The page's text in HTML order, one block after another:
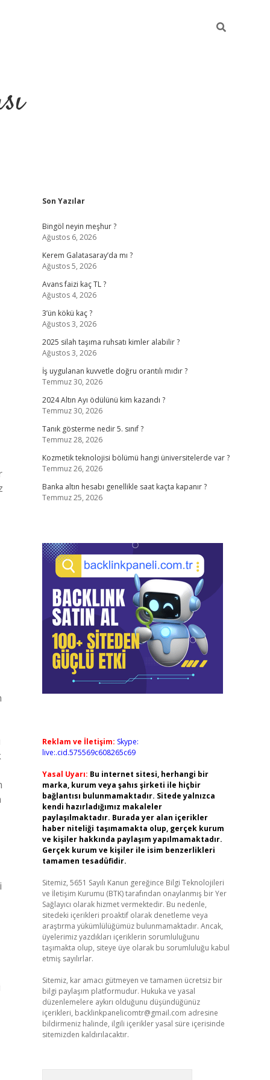
Sidebar
Son Yazılar
Bingöl neyin meşhur ?
Ağustos 6, 2026
Kerem Galatasaray’da mı ?
Ağustos 5, 2026
Avans faizi kaç TL ?
Ağustos 4, 2026
3’ün kökü kaç ?
Ağustos 3, 2026
2025 silah taşıma ruhsatı kimler alabilir ?
Ağustos 3, 2026
İş uygulanan kuvvetle doğru orantılı mıdır ?
Temmuz 30, 2026
2024 Altın Ayı ödülünü kim kazandı ?
Temmuz 30, 2026
Tanık gösterme nedir 5. sınıf ?
Temmuz 28, 2026
Kozmetik teknolojisi bölümü hangi üniversitelerde var ?
Temmuz 26, 2026
Banka altın hesabı genellikle saat kaçta kapanır ?
Temmuz 25, 2026
Reklam ve İletişim: Skype:
live:.cid.575569c608265c69
Yasal Uyarı: Bu internet sitesi, herhangi bir
marka, kurum veya şahıs şirketi ile hiçbir
bağlantısı bulunmamaktadır. Sitede yalnızca
kendi hazırladığımız makaleler
paylaşılmaktadır. Burada yer alan içerikler
haber niteliği taşımamakta olup, gerçek kurum
ve kişiler hakkında paylaşım yapılmamaktadır.
Gerçek kurum ve kişiler ile isim benzerlikleri
tamamen tesadüfidir.
Sitemiz, 5651 Sayılı Kanun gereğince Bilgi Teknolojileri
ve İletişim Kurumu (BTK) tarafından onaylanmış bir Yer
Sağlayıcı olarak hizmet vermektedir. Bu nedenle,
sitedeki içerikleri proaktif olarak denetleme veya
araştırma yükümlülüğümüz bulunmamaktadır. Ancak,
üyelerimiz yazdıkları içeriklerin sorumluluğunu
taşımakta olup, siteye üye olarak bu sorumluluğu kabul
etmiş sayılırlar.
Sitemiz, kar amacı gütmeyen ve tamamen ücretsiz bir
bilgi paylaşım platformudur. Hukuka ve yasal
düzenlemelere aykırı olduğunu düşündüğünüz
içerikleri, backlinkpanelicomtr@gmail.com adresine
bildirmeniz halinde, ilgili içerikler yasal süre içerisinde
sitemizden kaldırılacaktır.